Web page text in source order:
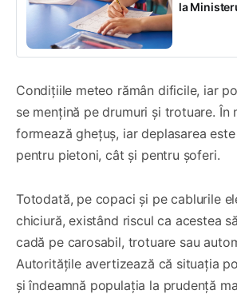
la
Condițiile meteo rămân dificile, iar
se mențină pe drumuri și trotuare. În
formează ghețuș, iar deplasarea
pentru pietoni, cât și pentru șoferi.
Totodată, pe copaci și pe cablurile
chiciură, existând riscul ca acestea
cadă pe carosabil, trotuare sau
Autoritățile avertizează că situația
și îndeamnă populația la prudență